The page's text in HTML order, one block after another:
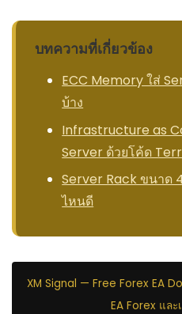
บทความที่เกี่ยวข้อง
ECC Memory ใส่
บ้าง
Infrastructure as
Server ด้วยโค้ด
Server Rack ขนาด
ไหนดี
XM Signal — Free Forex EA
EA Forex และ